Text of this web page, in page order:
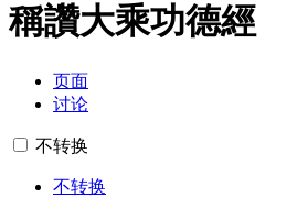
稱讚大乘功德經
页面
讨论
不转换
不转换